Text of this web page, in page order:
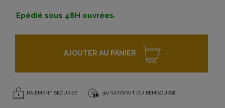
Epédié sous 48H ouvrées.
AJOUTER AU PANIER
PAIEMENT SÉCURISÉ 30J SATISFAIT OU REMBOURSÉ